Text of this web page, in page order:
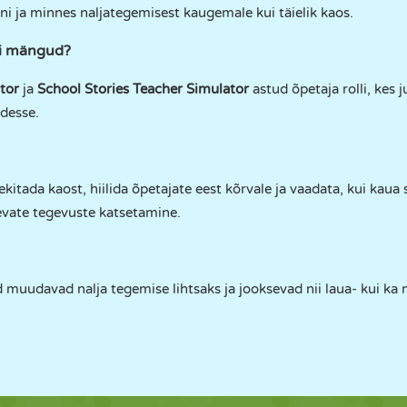
ja minnes naljategemisest kaugemale kui täielik kaos.
mängud?
ja School Stories Teacher Simulatorastud õpetaja rolli, kes
kaost, hiilida õpetajate eest kõrvale ja vaadata, kui kaua
tegevuste katsetamine.
nalja tegemise lihtsaks ja jooksevad nii laua- kui ka